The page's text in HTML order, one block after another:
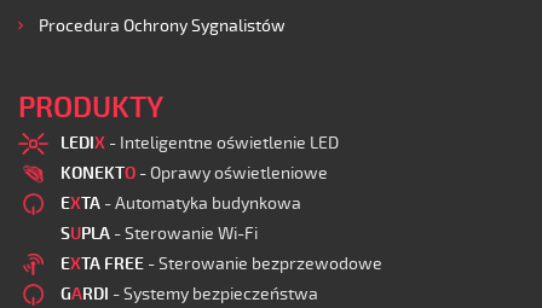
Procedura Ochrony Sygnalistów
PRODUKTY
LEDIX - Inteligentne oświetlenie LED
KONEKTO - Oprawy oświetleniowe
EXTA - Automatyka budynkowa
SUPLA - Sterowanie Wi-Fi
EXTA FREE - Sterowanie bezprzewodowe
GARDI - Systemy bezpieczeństwa